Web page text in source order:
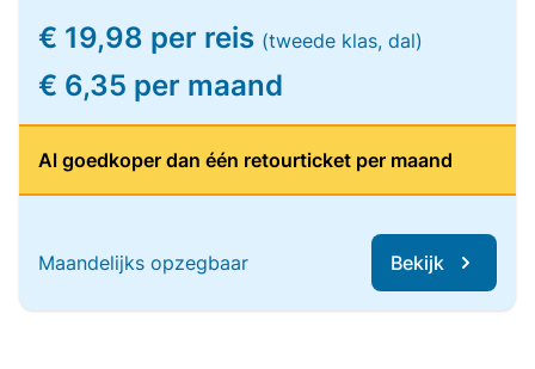
€ 19,98 per reis (tweede klas, dal)
€ 6,35 per maand
Al goedkoper dan één retourticket per maand
Maandelijks opzegbaar Bekijk